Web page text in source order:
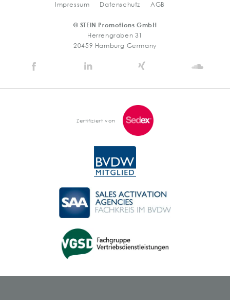
Impressum Datenschutz AGB
© STEIN Promotions GmbH
Herrengraben 31
20459 Hamburg Germany
@
@
@
Stein
@
Zertifiziert von